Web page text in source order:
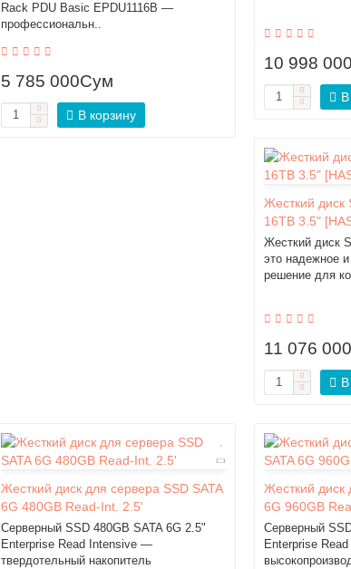
Rack PDU Basic EPDU1116B —
профессиональн..
5 785 000Сум
В корзину
10 998
В
Жесткий диск
16TB 3.5"
Жесткий диск
это надежное
решение для
11 076
В
Жесткий диск для сервера SSD SATA
6G 480GB Read-Int. 2.5'
Серверный SSD 480GB SATA 6G 2.5"
Enterprise Read Intensive —
твердотельный накопитель
Жесткий диск
6G 960GB
Серверный
Enterprise